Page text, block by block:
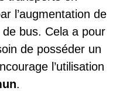
l’augmentation de
bus. Cela a pour
de posséder un
l’utilisation
.